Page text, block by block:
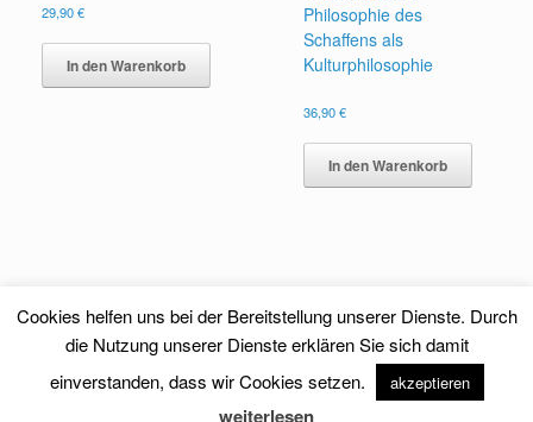
29,90€
In den Warenkorb
Philosophie des
Schaffens als
Kulturphilosophie
36,90€
In den Warenkorb
Cookies helfen uns bei der Bereitstellung unserer Dienste. Durch
die Nutzung unserer Dienste erklären Sie sich damit
einverstanden, dass wir Cookies setzen.
akzeptieren
weiterlesen